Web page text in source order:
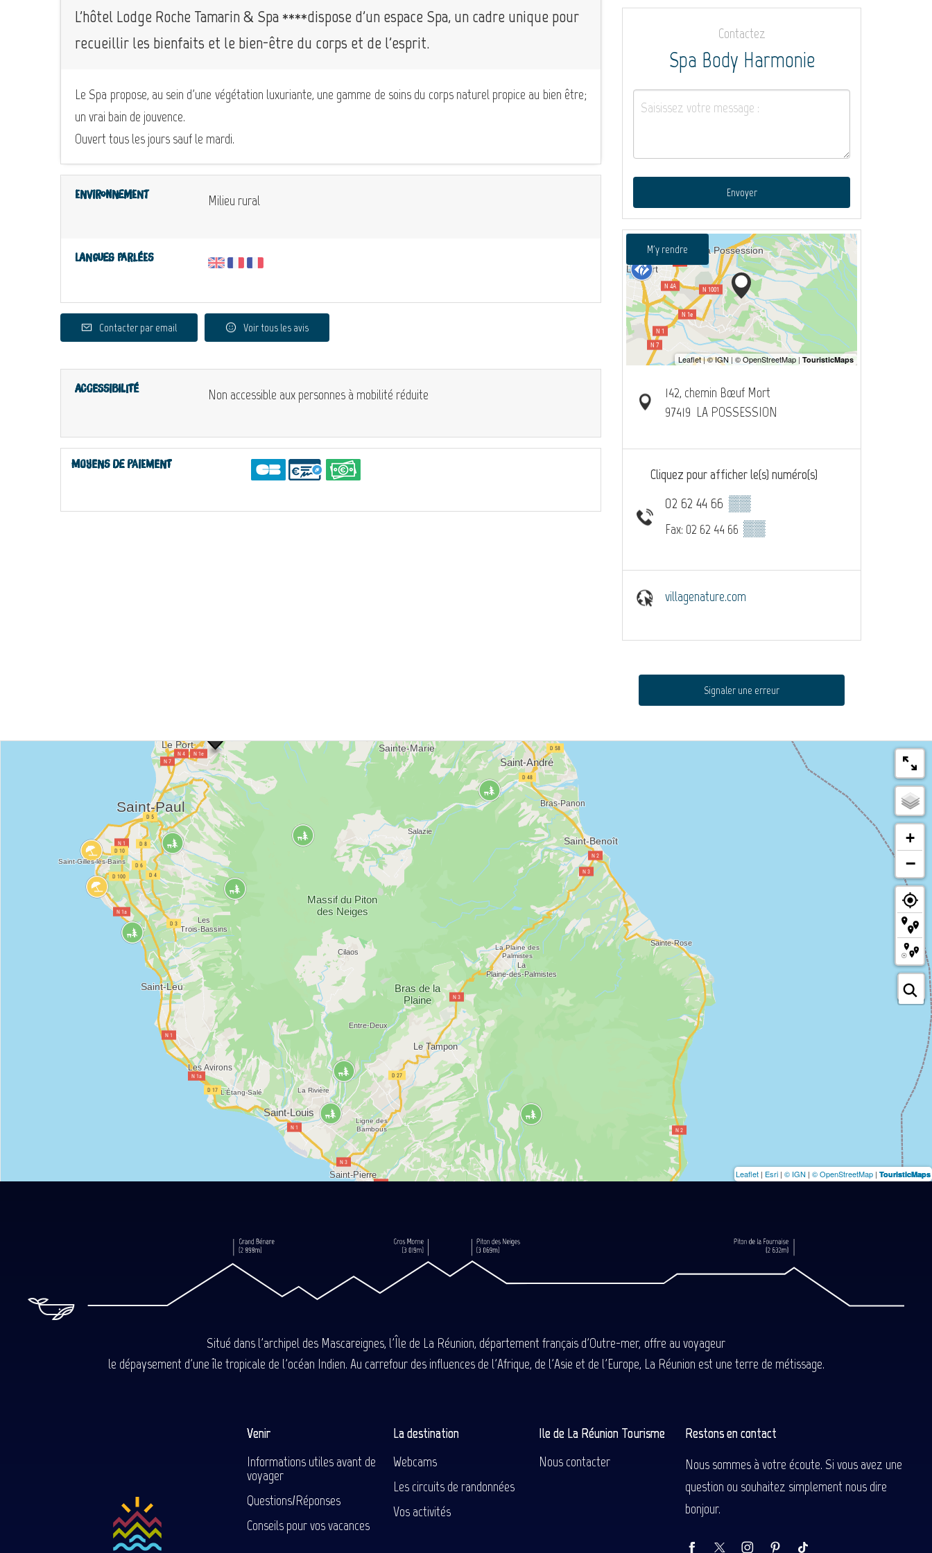
L'hôtel Lodge Roche Tamarin & Spa ****dispose d'un espace Spa, un cadre unique pour
recueillir les bienfaits et le bien-être du corps et de l'esprit.
Le Spa propose, au sein d'une végétation luxuriante, une gamme de soins du corps naturel propice au bien être;
un vrai bain de jouvence.
Ouvert tous les jours sauf le mardi.
Environnement Milieu rural
Langues parlées
Contacter par email Voir tous les avis
Accessibilité Non accessible aux personnes à mobilité réduite
Moyens de paiement
Contactez
Spa Body Harmonie
Envoyer
M'y rendre
142, chemin Bœuf Mort
97419 LA POSSESSION
Cliquez pour afficher le(s) numéro(s)
02 62 44 66 ▒▒
Fax: 02 62 44 66 ▒▒
villagenature.com
Signaler une erreur
+
−
Leaflet | Esri | © IGN | © OpenStreetMap | TouristicMaps
Situé dans l'archipel des Mascareignes, l'Île de La Réunion, département français d'Outre-mer, offre au voyageur
le dépaysement d'une île tropicale de l'océan Indien. Au carrefour des influences de l'Afrique, de l'Asie et de l'Europe, La Réunion est une terre de métissage.
Venir
Informations utiles avant de
voyager
Questions/Réponses
Conseils pour vos vacances
La destination
Webcams
Les circuits de randonnées
Vos activités
Ile de La Réunion Tourisme
Nous contacter
Restons en contact
Nous sommes à votre écoute. Si vous avez une
question ou souhaitez simplement nous dire
bonjour.